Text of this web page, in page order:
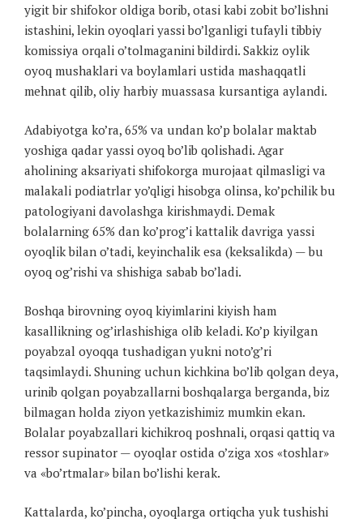
yigit bir shifokor oldiga borib, otasi kabi zobit bo’lishni
istashini, lekin oyoqlari yassi bo’lganligi tufayli tibbiy
komissiya orqali o’tolmaganini bildirdi. Sakkiz oylik
oyoq mushaklari va boylamlari ustida mashaqqatli
mehnat qilib, oliy harbiy muassasa kursantiga aylandi.
Adabiyotga ko’ra, 65% va undan ko’p bolalar maktab
yoshiga qadar yassi oyoq bo’lib qolishadi. Agar
aholining aksariyati shifokorga murojaat qilmasligi va
malakali podiatrlar yo’qligi hisobga olinsa, ko’pchilik bu
patologiyani davolashga kirishmaydi. Demak
bolalarning 65% dan ko’prog’i kattalik davriga yassi
oyoqlik bilan o’tadi, keyinchalik esa (keksalikda) — bu
oyoq og’rishi va shishiga sabab bo’ladi.
Boshqa birovning oyoq kiyimlarini kiyish ham
kasallikning og’irlashishiga olib keladi. Ko’p kiyilgan
poyabzal oyoqqa tushadigan yukni noto’g’ri
taqsimlaydi. Shuning uchun kichkina bo’lib qolgan deya,
urinib qolgan poyabzallarni boshqalarga berganda, biz
bilmagan holda ziyon yetkazishimiz mumkin ekan.
Bolalar poyabzallari kichikroq poshnali, orqasi qattiq va
ressor supinator — oyoqlar ostida o’ziga xos «toshlar»
va «bo’rtmalar» bilan bo’lishi kerak.
Kattalarda, ko’pincha, oyoqlarga ortiqcha yuk tushishi